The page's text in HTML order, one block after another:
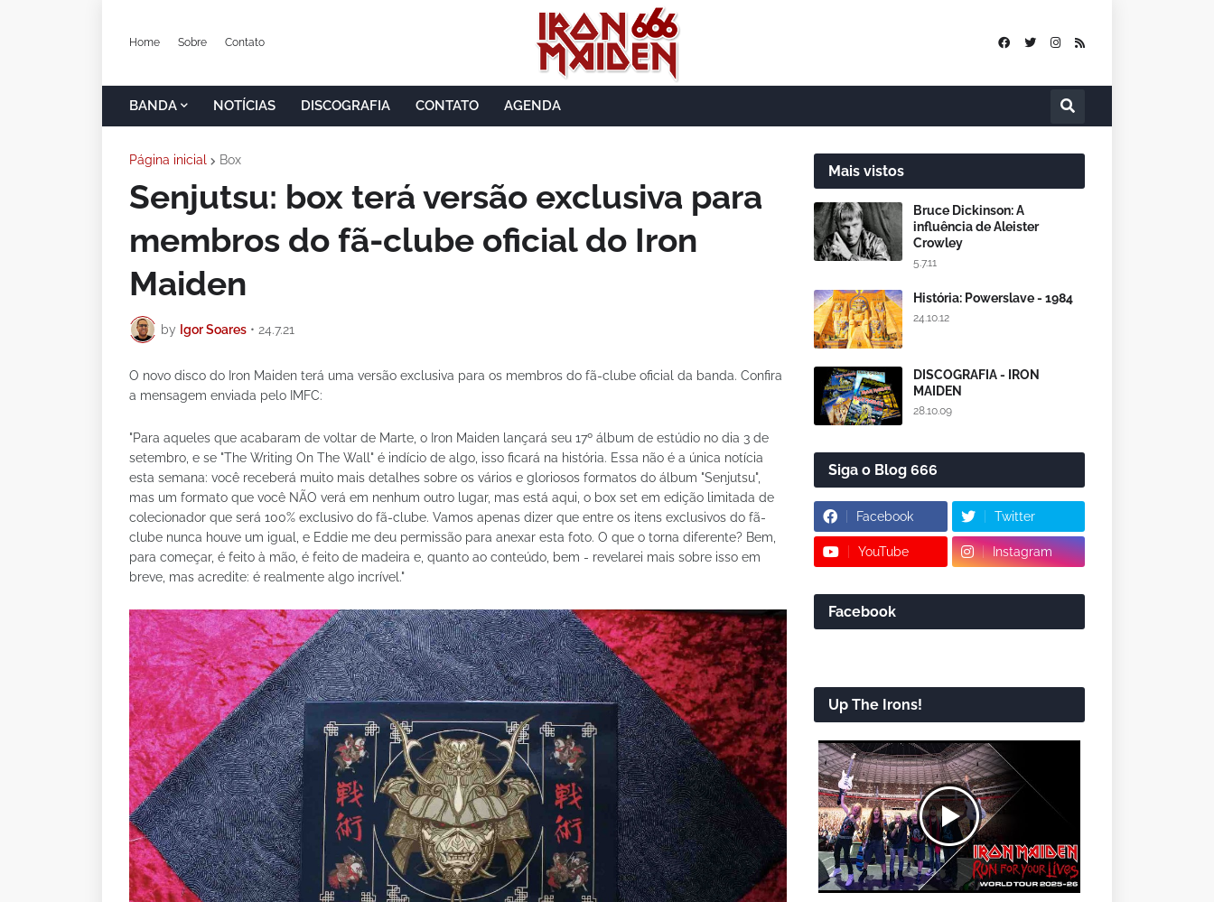
Home Sobre Contato
BANDA NOTÍCIAS DISCOGRAFIA CONTATO AGENDA
Página inicial Box
Senjutsu: box terá versão exclusiva para
membros do fã-clube oficial do Iron
Maiden
by Igor Soares • 24.7.21
O novo disco do Iron Maiden terá uma versão exclusiva para os membros do fã-clube oficial da banda. Confira
a mensagem enviada pelo IMFC:
"Para aqueles que acabaram de voltar de Marte, o Iron Maiden lançará seu 17º álbum de estúdio no dia 3 de
setembro, e se "The Writing On The Wall" é indício de algo, isso ficará na história. Essa não é a única notícia
esta semana: você receberá muito mais detalhes sobre os vários e gloriosos formatos do álbum "Senjutsu",
mas um formato que você NÃO verá em nenhum outro lugar, mas está aqui, o box set em edição limitada de
colecionador que será 100% exclusivo do fã-clube. Vamos apenas dizer que entre os itens exclusivos do fã-
clube nunca houve um igual, e Eddie me deu permissão para anexar esta foto. O que o torna diferente? Bem,
para começar, é feito à mão, é feito de madeira e, quanto ao conteúdo, bem - revelarei mais sobre isso em
breve, mas acredite: é realmente algo incrível."
Mais vistos
Bruce Dickinson: A
influência de Aleister
Crowley
5.7.11
História: Powerslave - 1984
24.10.12
DISCOGRAFIA - IRON
MAIDEN
28.10.09
Siga o Blog 666
Facebook Twitter
YouTube Instagram
Facebook
Up The Irons!